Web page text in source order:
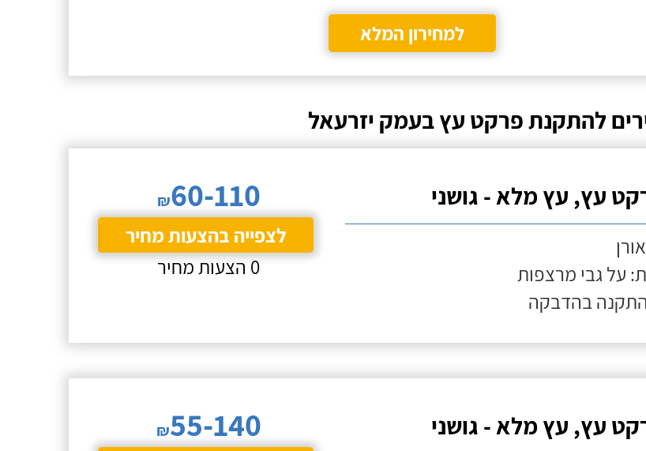
למחירון המלא
להתקנת פרקט עץ בעמק יזרעאל
עץ, עץ מלא - גושני
על גבי מרצפות
בהדבקה
₪60-110
לצפייה בהצעות מחיר
0 הצעות מחיר
עץ, עץ מלא - גושני ₪55-140